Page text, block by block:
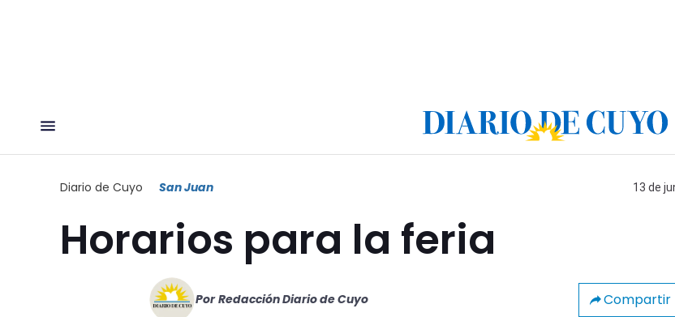
Diario de Cuyo San Juan 13 de
Horarios para la feria
Por Redacción Diario de Cuyo Compartir